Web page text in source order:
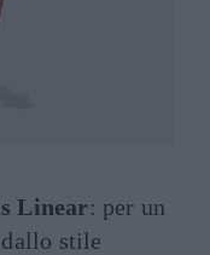
Linear: per un
stile